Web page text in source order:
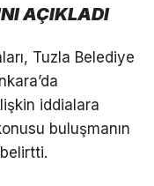
AÇIKLADI
Tuzla Belediye
iddialara
buluşmanın
belirtti.